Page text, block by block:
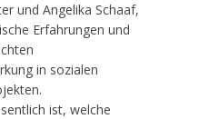
und Angelika Schaaf,
Erfahrungen und
in sozialen
ist, welche